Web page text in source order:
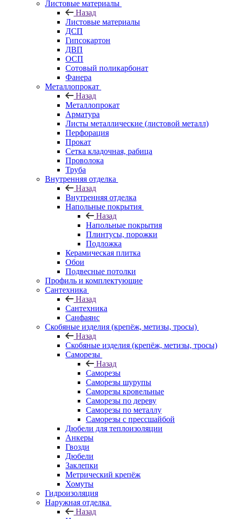
Листовые материалы
Назад
Листовые материалы
ДСП
Гипсокартон
ДВП
ОСП
Сотовый поликарбонат
Фанера
Металлопрокат
Назад
Металлопрокат
Арматура
Листы металлические (листовой металл)
Перфорация
Прокат
Сетка кладочная, рабица
Проволока
Труба
Внутренняя отделка
Назад
Внутренняя отделка
Напольные покрытия
Назад
Напольные покрытия
Плинтусы, порожки
Подложка
Керамическая плитка
Обои
Подвесные потолки
Профиль и комплектующие
Сантехника
Назад
Сантехника
Санфаянс
Скобяные изделия (крепёж, метизы, тросы)
Назад
Скобяные изделия (крепёж, метизы, тросы)
Саморезы
Назад
Саморезы
Саморезы шурупы
Саморезы кровельные
Саморезы по дереву
Саморезы по металлу
Саморезы с прессшайбой
Дюбели для теплоизоляции
Анкеры
Гвозди
Дюбели
Заклепки
Метрический крепёж
Хомуты
Гидроизоляция
Наружная отделка
Назад